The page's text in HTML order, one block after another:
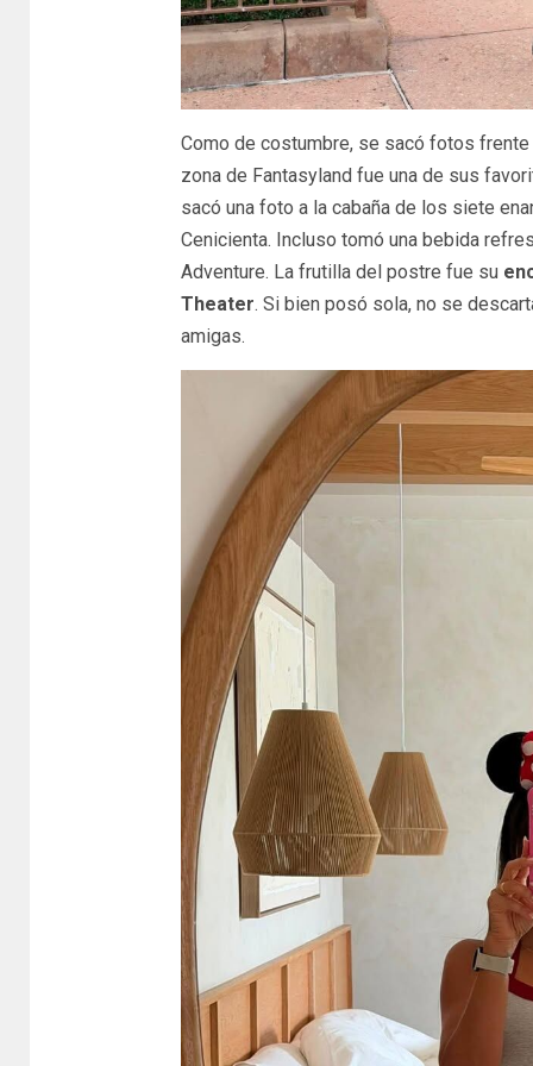
Como de costumbre, se sacó fotos
zona de Fantasyland fue una de sus
sacó una foto a la cabaña de los siete
Cenicienta. Incluso tomó una bebida
Adventure. La frutilla del postre fue su
Theater. Si bien posó sola, no se
amigas.